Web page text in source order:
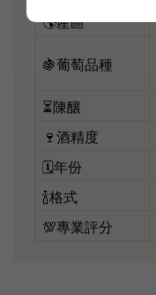
🌎產區
🍇葡萄品種
⏳陳釀
🍷酒精度
🗓️年份
🍾格式
💯專業評分